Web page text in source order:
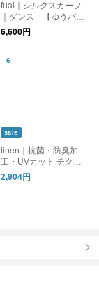
fuai｜シルクスカーフ
｜ダンス 【ゆうパケ
ット対応】
6,600円
sale
linen｜抗菌・防臭加
工・UVカット チクチ
クしない麻ストール
2,904円